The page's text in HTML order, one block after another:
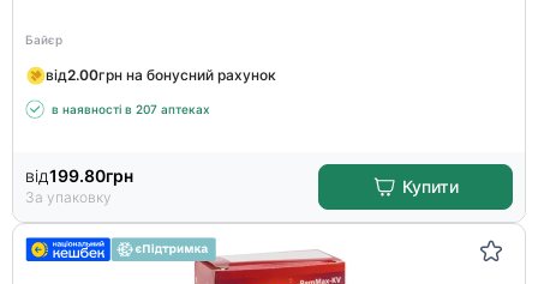
Байєр
від2.00грн на бонусний рахунок
в наявності в 207 аптеках
від199.80грн
За упаковку
Купити